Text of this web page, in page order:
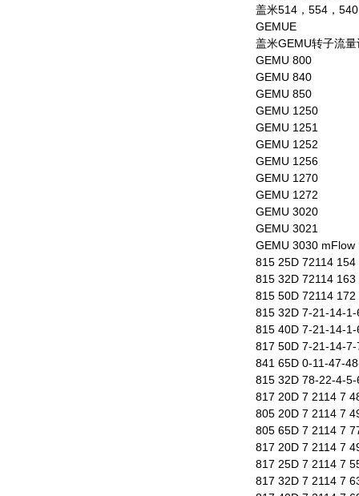
盖米514，554，
GEMUE
盖米GEMU转子流量
GEMU 800
GEMU 840
GEMU 850
GEMU 1250
GEMU 1251
GEMU 1252
GEMU 1256
GEMU 1270
GEMU 1272
GEMU 3020
GEMU 3021
GEMU 3030 mFlow
815 25D 72114 154
815 32D 72114 163
815 50D 72114 172
815 32D 7-21-14-
815 40D 7-21-14-
817 50D 7-21-14-
841 65D 0-11-47-
815 32D 78-22-4-
817 20D 7 2114 7
805 20D 7 2114 7
805 65D 7 2114 7
817 20D 7 2114 7
817 25D 7 2114 7
817 32D 7 2114 7